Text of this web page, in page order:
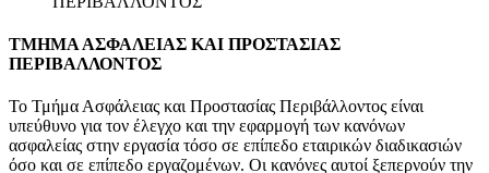
ΤΜΗΜΑ ΑΣΦΑΛΕΙΑΣ ΚΑΙ ΠΡΟΣΤΑΣΙΑΣ
ΠΕΡΙΒΑΛΛΟΝΤΟΣ
Το Τμήμα Ασφάλειας και Προστασίας Περιβάλλοντος είναι
υπεύθυνο για τον έλεγχο και την εφαρμογή των κανόνων
ασφαλείας στην εργασία τόσο σε επίπεδο εταιρικών διαδικασιών
όσο και σε επίπεδο εργαζομένων. Οι κανόνες αυτοί ξεπερνούν την